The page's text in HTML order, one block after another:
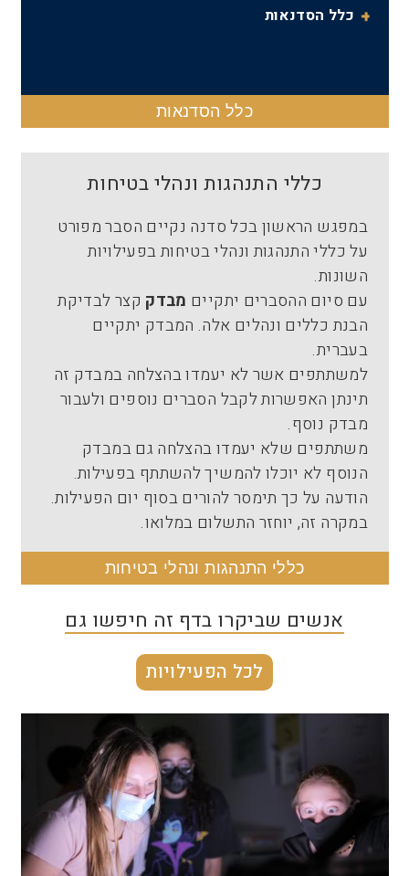
כלל הסדנאות
כלל הסדנאות
כללי התנהגות ונהלי בטיחות
במפגש הראשון בכל סדנה נקיים הסבר מפורט
על כללי התנהגות ונהלי בטיחות בפעילויות
השונות.
עם סיום ההסברים יתקיים מבדק קצר לבדיקת
הבנת כללים ונהלים אלה. המבדק יתקיים
בעברית.
למשתתפים אשר לא יעמדו בהצלחה במבדק זה
תינתן האפשרות לקבל הסברים נוספים ולעבור
מבדק נוסף.
משתתפים שלא יעמדו בהצלחה גם במבדק
הנוסף לא יוכלו להמשיך להשתתף בפעילות.
הודעה על כך תימסר להורים בסוף יום הפעילות.
במקרה זה, יוחזר התשלום במלואו.
כללי התנהגות ונהלי בטיחות
אנשים שביקרו בדף זה חיפשו גם
לכל הפעילויות